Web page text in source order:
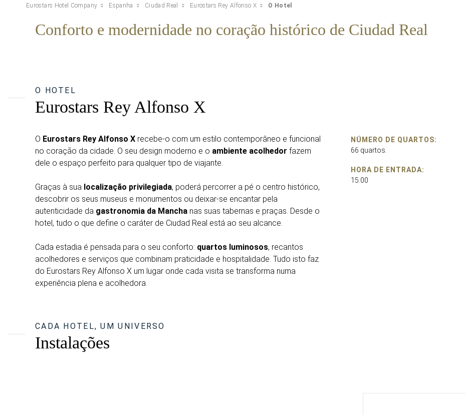
Eurostars Hotel Company Espanha Ciudad Real Eurostars Rey Alfonso X O Hotel
Conforto e modernidade no coração histórico de Ciudad Real
O HOTEL
Eurostars Rey Alfonso X
O Eurostars Rey Alfonso X recebe-o com um estilo contemporâneo e funcional
no coração da cidade. O seu design moderno e o ambiente acolhedor fazem
dele o espaço perfeito para qualquer tipo de viajante.
Graças à sua localização privilegiada, poderá percorrer a pé o centro histórico,
descobrir os seus museus e monumentos ou deixar-se encantar pela
autenticidade da gastronomia da Mancha nas suas tabernas e praças. Desde o
hotel, tudo o que define o caráter de Ciudad Real está ao seu alcance.
Cada estadia é pensada para o seu conforto: quartos luminosos, recantos
acolhedores e serviços que combinam praticidade e hospitalidade. Tudo isto faz
do Eurostars Rey Alfonso X um lugar onde cada visita se transforma numa
experiência plena e acolhedora.
NÚMERO DE QUARTOS:
66 quartos.
HORA DE ENTRADA:
15:00
CADA HOTEL, UM UNIVERSO
Instalações